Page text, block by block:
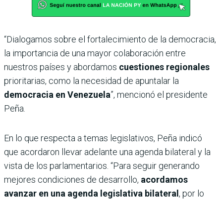
“Dialogamos sobre el fortalecimiento de la democracia,
la importancia de una mayor colaboración entre
nuestros países y abordamos cuestiones regionales
prioritarias, como la necesidad de apuntalar la
democracia en Venezuela”, mencionó el presidente
Peña.
En lo que respecta a temas legislativos, Peña indicó
que acordaron llevar adelante una agenda bilateral y la
vista de los parlamentarios. “Para seguir generando
mejores condiciones de desarrollo, acordamos
avanzar en una agenda legislativa bilateral, por lo